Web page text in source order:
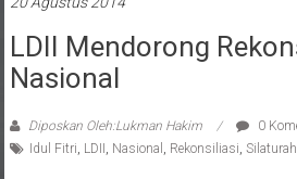
Nasional
Idul Fitri, LDII,Nasional ,Rekonsiliasi,